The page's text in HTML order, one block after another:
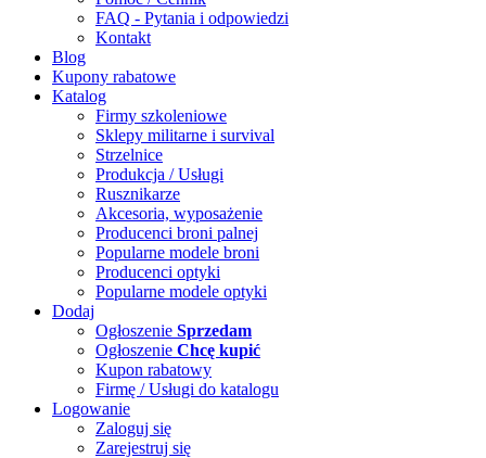
FAQ - Pytania i odpowiedzi
Kontakt
Blog
Kupony rabatowe
Katalog
Firmy szkoleniowe
Sklepy militarne i survival
Strzelnice
Produkcja / Usługi
Rusznikarze
Akcesoria, wyposażenie
Producenci broni palnej
Popularne modele broni
Producenci optyki
Popularne modele optyki
Dodaj
Ogłoszenie Sprzedam
Ogłoszenie Chcę kupić
Kupon rabatowy
Firmę / Usługi do katalogu
Logowanie
Zaloguj się
Zarejestruj się